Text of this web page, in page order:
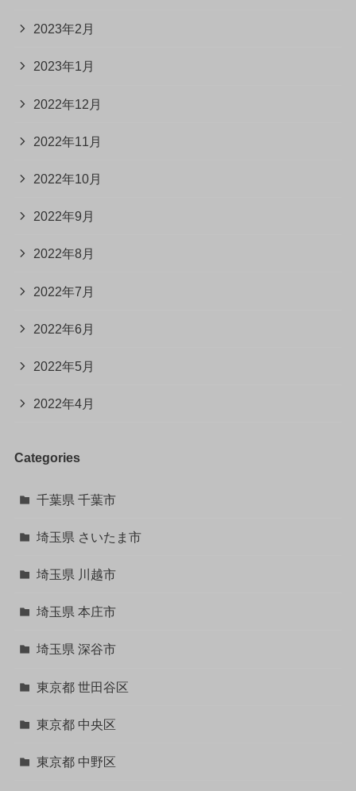
2023年2月
2023年1月
2022年12月
2022年11月
2022年10月
2022年9月
2022年8月
2022年7月
2022年6月
2022年5月
2022年4月
Categories
千葉県 千葉市
埼玉県 さいたま市
埼玉県 川越市
埼玉県 本庄市
埼玉県 深谷市
東京都 世田谷区
東京都 中央区
東京都 中野区